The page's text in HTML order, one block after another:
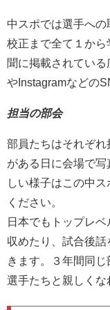
中スポでは選手へ
校正まで全て１か
聞に掲載されてい
やInstagramなどの
担当の部会
部員たちはそれぞ
がある日に会場で
しい様子はこの中
ください。
日本でもトップレ
収めたり、試合後
きます。３年間同
選手たちと親しくな